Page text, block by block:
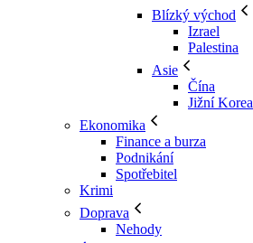
Blízký východ
Izrael
Palestina
Asie
Čína
Jižní Korea
Ekonomika
Finance a burza
Podnikání
Spotřebitel
Krimi
Doprava
Nehody